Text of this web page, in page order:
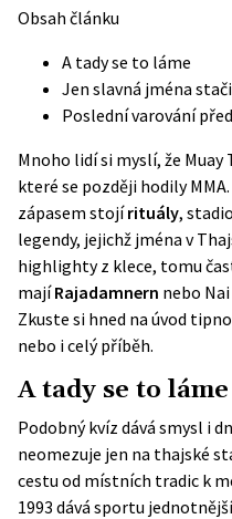
Obsah článku
A tady se to láme
Jen slavná jména
Poslední varování
Mnoho lidí si myslí, že
které se později hodily
zápasem stojírituály,
legendy, jejichž jména v
highlighty z klece, tomu
majíRajadamnern nebo
Zkuste si hned na úvod
nebo i celý příběh.
A tady se to láme
Podobný kvíz dává smysl i
neomezuje jen na thajské
cestu od místních tradic k
1993 dává sportu